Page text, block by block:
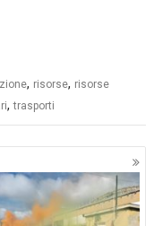
, risorse, risorse
,trasporti